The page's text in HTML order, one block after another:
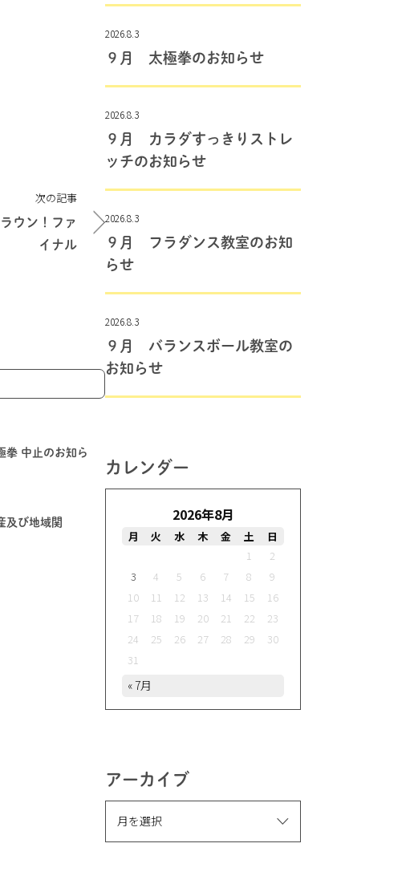
次の記事
ウン！ファ
イナル
拳 中止のお知ら
び地域関
2026.8.3
９月 太極拳のお知らせ
2026.8.3
９月 カラダすっきりストレ
ッチのお知らせ
2026.8.3
９月 フラダンス教室のお知
らせ
2026.8.3
９月 バランスボール教室の
お知らせ
カレンダー
2026年8月
月 火 水 木 金 土
日
1
2
3
4 5 6 7 8
9
10
11 12 13 14 15
16
17
18 19 20 21 22
23
24
25 26 27 28 29
30
31
« 7月
アーカイブ